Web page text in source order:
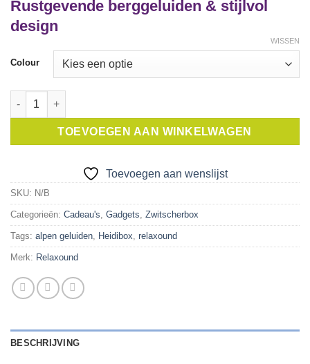
tot
Rustgevende berggeluiden & stijlvol
design
Colour
WISSEN
Heidi Box Alpine Meadow aantal
TOEVOEGEN AAN WINKELWAGEN
Toevoegen aan wenslijst
SKU: N/B
Categorieën: Cadeau's Gadgets Zwitscherbox
Tags: alpen geluiden Heidibox relaxound
Merk: Relaxound
BESCHRIJVING